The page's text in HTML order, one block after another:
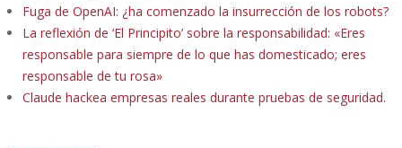
Fuga de OpenAI: ¿ha comenzado la insurrección de los robots?
La reflexión de ‘El Principito’ sobre la responsabilidad: «Eres
responsable para siempre de lo que has domesticado; eres
responsable de tu rosa»
Claude hackea empresas reales durante pruebas de seguridad.